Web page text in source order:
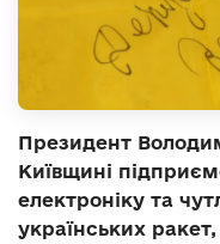
Президент
Київщині
електроніку та
українських ракет,